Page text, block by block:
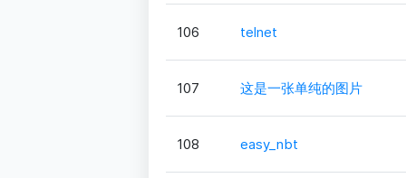
106 telnet
107 这是一张单纯的图片
108 easy_nbt